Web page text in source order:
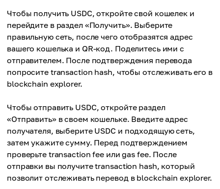
Чтобы получить USDC, откройте свой кошелек и
перейдите в раздел «Получить». Выберите
правильную сеть, после чего отобразятся адрес
вашего кошелька и QR-код. Поделитесь ими с
отправителем. После подтверждения перевода
попросите transaction hash, чтобы отслеживать его в
blockchain explorer.
Чтобы отправить USDC, откройте раздел
«Отправить» в своем кошельке. Введите адрес
получателя, выберите USDC и подходящую сеть,
затем укажите сумму. Перед подтверждением
проверьте transaction fee или gas fee. После
отправки вы получите transaction hash, который
позволит отслеживать перевод в blockchain explorer.